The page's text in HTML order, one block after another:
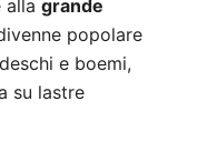
alla grande
popolare
e boemi,
su lastre